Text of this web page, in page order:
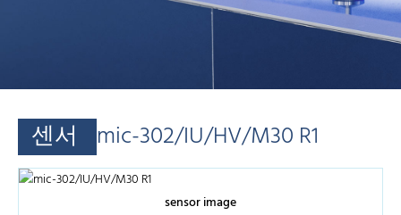
센서 mic-302/IU/HV/M30 R1
sensor image